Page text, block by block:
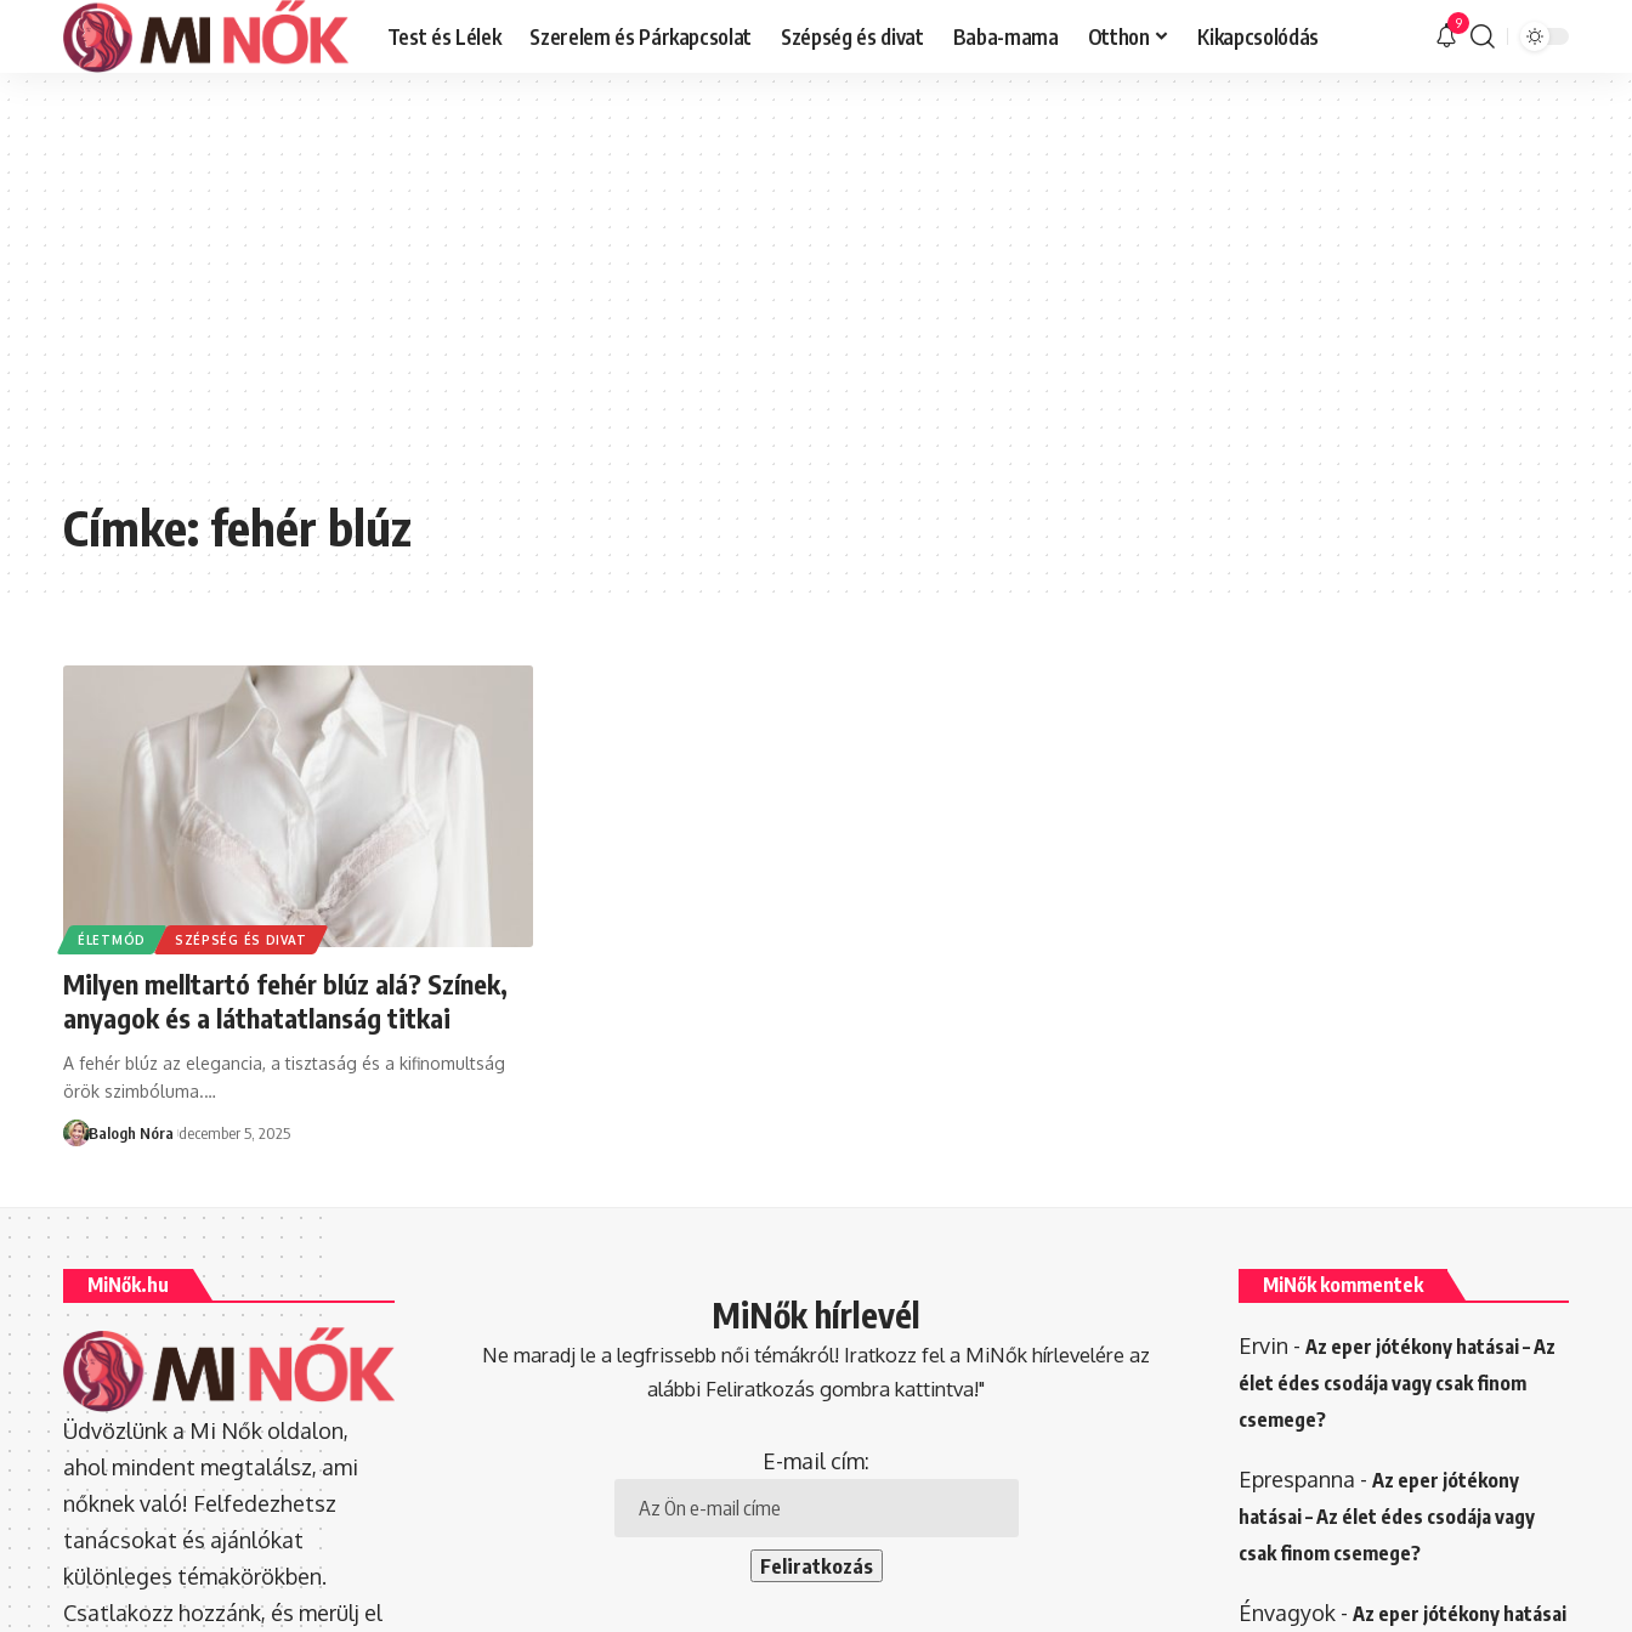
Test és Lélek Szerelem és Párkapcsolat Szépség és divat Baba-mama Otthon Kikapcsolódás 9
Címke:fehér blúz
ÉLETMÓD SZÉPSÉG ÉS DIVAT
Milyen melltartó fehér blúz alá? Színek,
anyagok és a láthatatlanság titkai
A fehér blúz az elegancia, a tisztaság és a kifinomultság
örök szimbóluma.…
Balogh Nóra december 5, 2025
MiNők.hu
Üdvözlünk a Mi Nők oldalon,
ahol mindent megtalálsz, ami
nőknek való! Felfedezhetsz
tanácsokat és ajánlókat
különleges témakörökben.
Csatlakozz hozzánk, és merülj el
MiNők hírlevél
Ne maradj le a legfrissebb női témákról! Iratkozz fel a MiNők hírlevelére az
alábbi Feliratkozás gombra kattintva!"
E-mail cím:
MiNők kommentek
Ervin - Az eper jótékony hatásai – Az
élet édes csodája vagy csak finom
csemege?
Eprespanna - Az eper jótékony
hatásai – Az élet édes csodája vagy
csak finom csemege?
Énvagyok- Az eper jótékony hatásai